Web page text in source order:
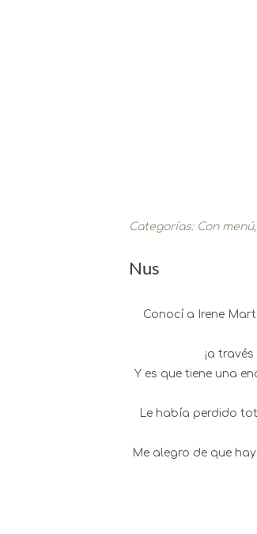
Categorías: Con menú,
Nus
Conocí a Irene
¡a
Y es que tiene una
Le había perdido
Me alegro de que